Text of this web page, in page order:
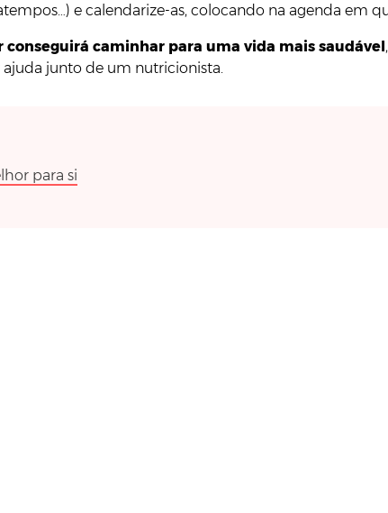
e calendarize-as, colocando na agenda em
conseguirá caminhar para uma vida mais saudável
junto de um nutricionista.
para si